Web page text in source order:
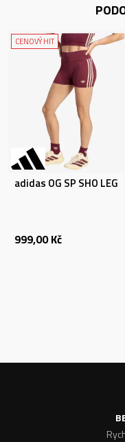
CENOVÝ HIT
adidas OG SP SHO LEG
999,00 Kč